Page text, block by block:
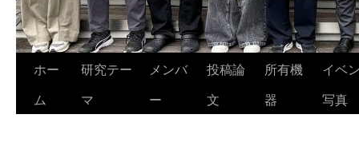
ホー
ム
研究テー
マ
メンバ
ー
投稿論
文
所有機
器
イベ
写真